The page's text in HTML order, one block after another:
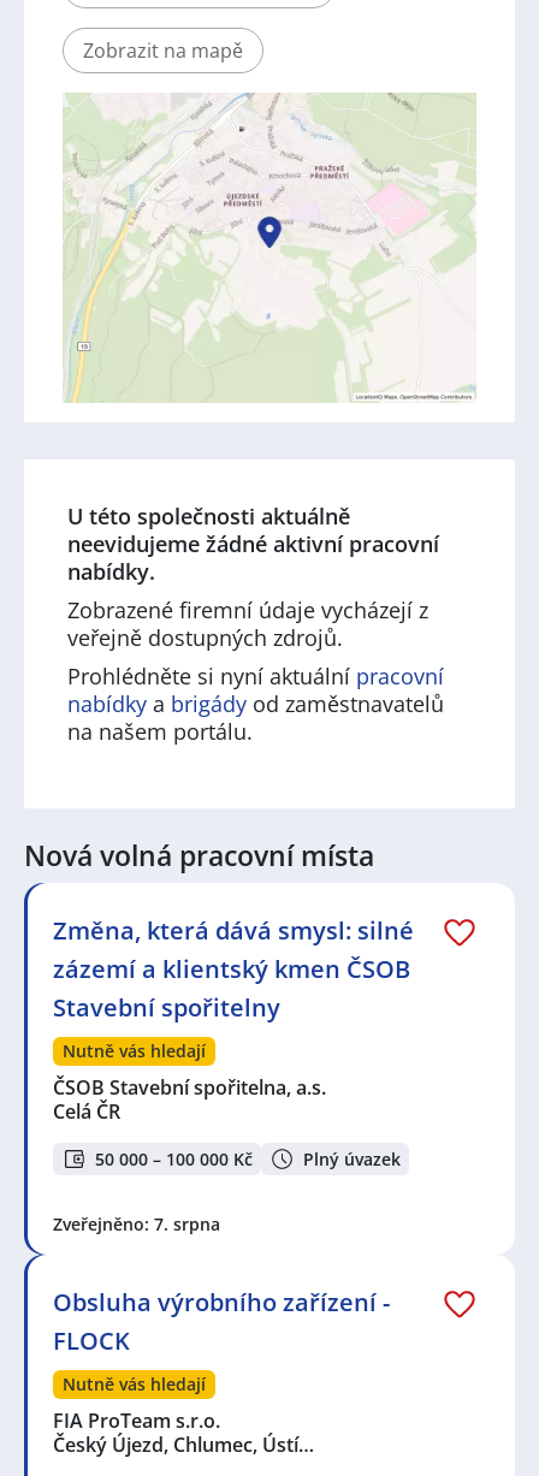
Zobrazit na mapě
U této společnosti aktuálně
neevidujeme žádné aktivní pracovní
nabídky.
Zobrazené firemní údaje vycházejí z
veřejně dostupných zdrojů.
Prohlédněte si nyní aktuální pracovní
nabídky a brigády od zaměstnavatelů
na našem portálu.
Nová volná pracovní místa
Změna, která dává smysl: silné
zázemí a klientský kmen ČSOB
Stavební spořitelny
Nutně vás hledají
ČSOB Stavební spořitelna, a.s.
Celá ČR
50 000 – 100 000 Kč Plný úvazek
Zveřejněno: 7. srpna
Obsluha výrobního zařízení -
FLOCK
Nutně vás hledají
FIA ProTeam s.r.o.
Český Újezd, Chlumec, Ústí…